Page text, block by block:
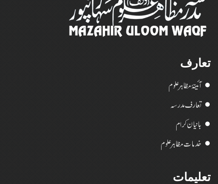
تعارف
آئینۂ مظاہر علوم
تعارف مدرسہ
بانیان کرام
خدمات مظاہر علوم
تعلیمات